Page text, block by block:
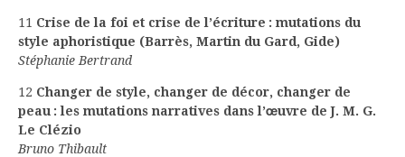
11 Crise de la foi et crise de l’écriture : mutations du
style aphoristique (Barrès, Martin du Gard, Gide)
Stéphanie Bertrand
12 Changer de style, changer de décor, changer de
peau : les mutations narratives dans l’œuvre de J. M. G.
Le Clézio
Bruno Thibault